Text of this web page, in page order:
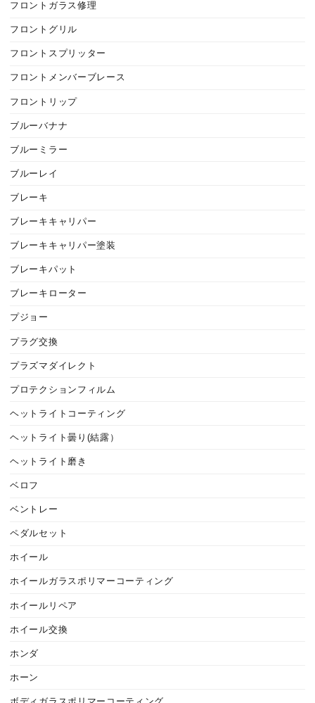
フロントガラス修理
フロントグリル
フロントスプリッター
フロントメンバーブレース
フロントリップ
ブルーバナナ
ブルーミラー
ブルーレイ
ブレーキ
ブレーキキャリパー
ブレーキキャリパー塗装
ブレーキパット
ブレーキローター
プジョー
プラグ交換
プラズマダイレクト
プロテクションフィルム
ヘットライトコーティング
ヘットライト曇り(結露）
ヘットライト磨き
ベロフ
ベントレー
ペダルセット
ホイール
ホイールガラスポリマーコーティング
ホイールリペア
ホイール交換
ホンダ
ホーン